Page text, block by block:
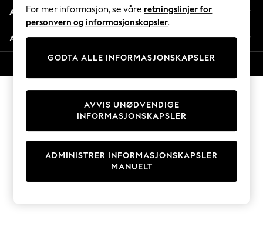
Trending: Clogs
Toy Story
THE SET
Coats & Jackets
Sweatshirts & Hoodies
Knitwear
Cardigans
Dresses
Sets & Outfits
T-Shirts
Avdelinger
Andre tjenester
For mer informasjon, se våre retningslinjer for
personvern og informasjonskapsler.
GODTA ALLE INFORMASJONSKAPSLER
ADMINISTRER INFORMASJONSKAPSLER
MANUELT
AVVIS UNØDVENDIGE
INFORMASJONSKAPSLER